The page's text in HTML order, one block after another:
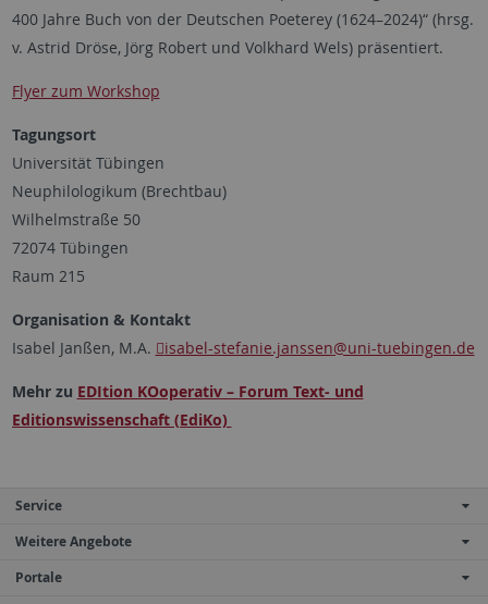
400 Jahre Buch von der Deutschen Poeterey (1624–2024)“ (hrsg.
v. Astrid Dröse, Jörg Robert und Volkhard Wels) präsentiert.
Flyer zum Workshop
Tagungsort
Universität Tübingen
Neuphilologikum (Brechtbau)
Wilhelmstraße 50
72074 Tübingen
Raum 215
Organisation & Kontakt
Isabel Janßen, M.A.
isabel-stefanie.janssen@uni-tuebingen.de
Mehr zu EDItion KOoperativ – Forum Text- und
Editionswissenschaft (EdiKo)
Service
Weitere Angebote
Portale